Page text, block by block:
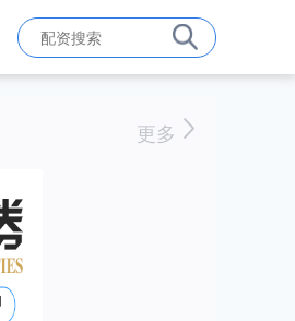
更多